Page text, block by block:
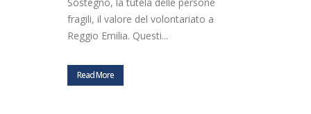
fragili, il valore del volontariato a
Reggio Emilia. Questi...
Read More